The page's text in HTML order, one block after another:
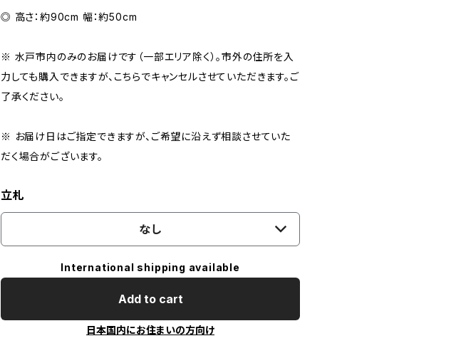
◎ 高さ：約90cm 幅：約50cm
※ 水戸市内のみのお届けです（一部エリア除く）。市外の住所を入
力しても購入できますが、こちらでキャンセルさせていただきます。ご
了承ください。
※ お届け日はご指定できますが、ご希望に沿えず相談させていた
だく場合がございます。
立札
なし
International shipping available
Add to cart
日本国内にお住まいの方向け